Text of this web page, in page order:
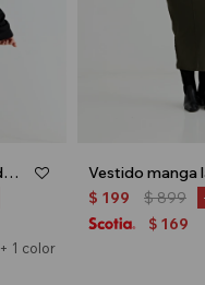
Vestido m/l de algodón - Negro
+ 1 color
$ 199 $899
$ 169